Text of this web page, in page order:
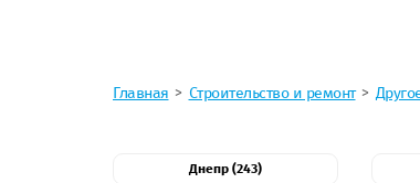
Главная Строительство и ремонт
Днепр (243)